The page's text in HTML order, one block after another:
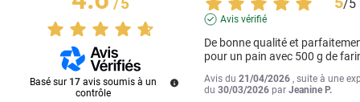
Basé sur 17 avis soumis à un
contrôle
/5
Avis vérifié
De bonne qualité et
pour un pain avec 500 g de
Avis du21/04/2026 , suite à une
du30/03/2026 parJeanine P.